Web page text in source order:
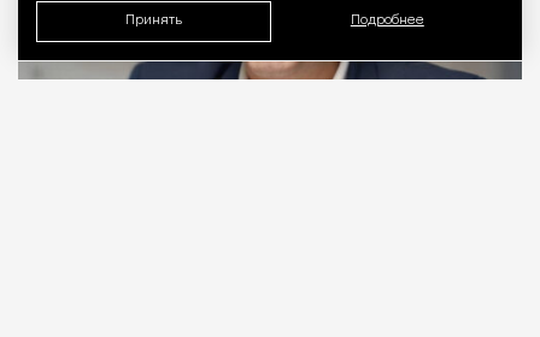
Принять Подробнее